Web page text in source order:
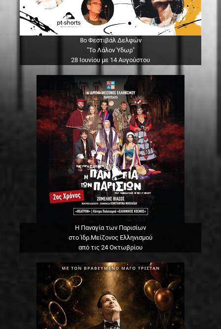
8ο Φεστιβάλ Δελφών
"Το Λάλον Ύδωρ"
28 Ιουνίου με 14 Αυγούστου
Η Παναγία των Παρισίων
στο Ίδρ.Μείζονος Ελληνισμού
από τις 24 Οκτωβρίου